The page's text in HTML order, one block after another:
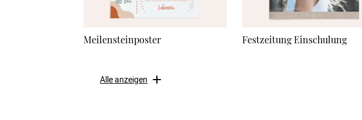
Meilensteinposter Festzeitung Einschulung
Alle anzeigen